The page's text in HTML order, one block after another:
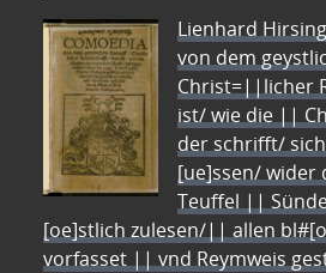
Lienhard
von dem
Christ=||licher
ist/ wie die ||
der schrifft/
[ue]ssen/ wider
Teuffel ||
[oe]stlich zulesen/|| allen
vorfasset || vnd Reymweis